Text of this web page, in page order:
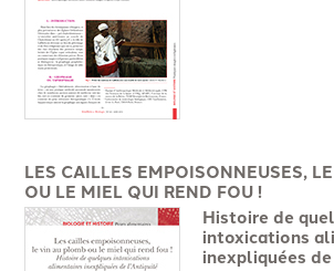
LES CAILLES EMPOISONNEUSES,
OU LE MIEL QUI REND FOU !
Histoire de
intoxications
inexpliquées